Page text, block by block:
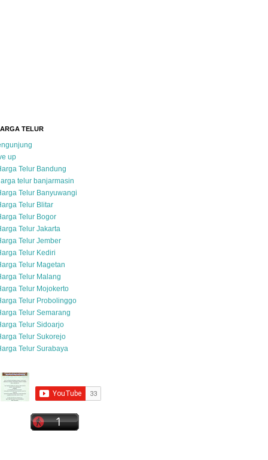
TELUR
up
Telur Bandung
telur banjarmasin
Telur Banyuwangi
Telur Blitar
Telur Bogor
Telur Jakarta
Telur Jember
Telur Kediri
Telur Magetan
Telur Malang
Telur Mojokerto
Telur Probolinggo
Telur Semarang
Telur Sidoarjo
Telur Sukorejo
Telur Surabaya